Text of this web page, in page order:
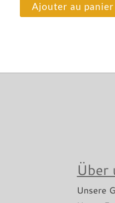
Ajouter au panier
Über
Unsere